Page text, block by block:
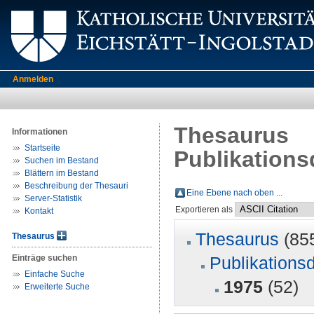
Anmelden
Informationen
Startseite
Suchen im Bestand
Blättern im Bestand
Beschreibung der Thesauri
Server-Statistik
Kontakt
Thesaurus
Einträge suchen
Einfache Suche
Erweiterte Suche
Thesaurus
Eine Ebene nach oben ...
Exportieren als
Thesaurus
1975 (52)